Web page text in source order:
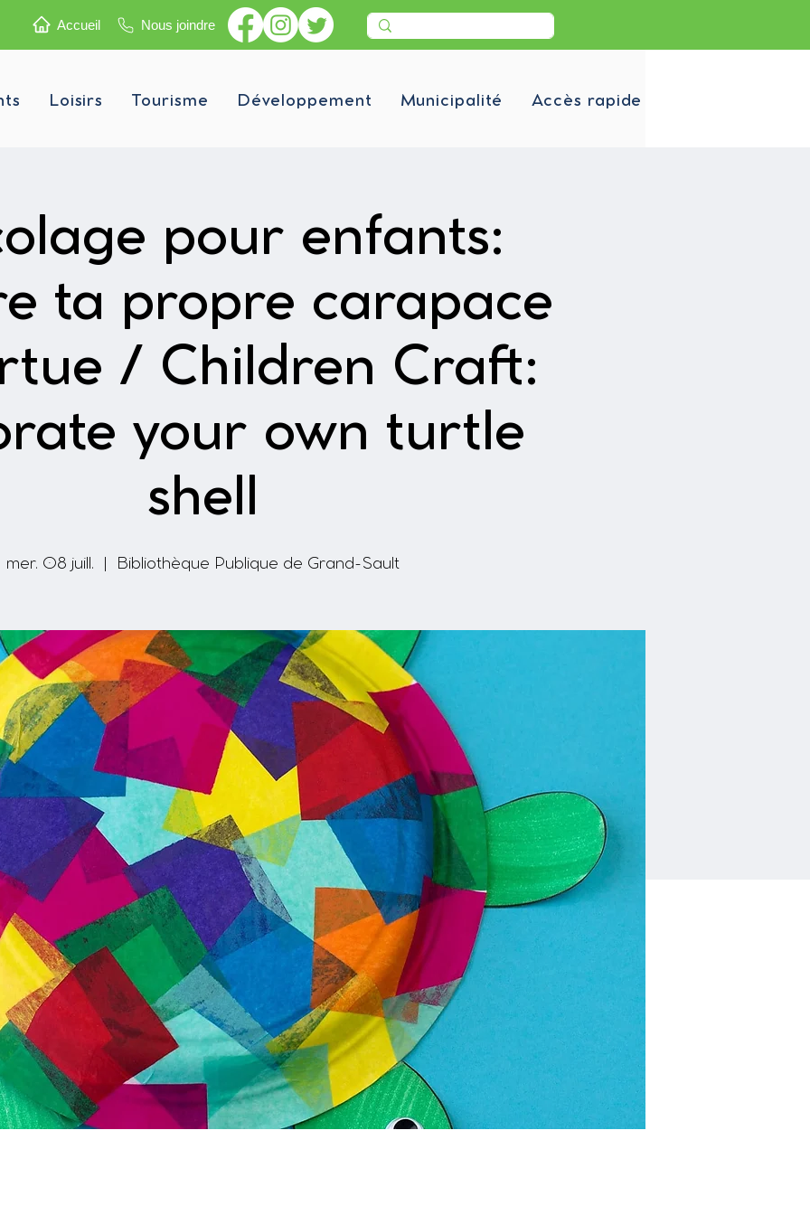
Accueil Nous joindre
Loisirs Tourisme Développement Municipalité Accès rapide
pour enfants:
ta propre carapace
/ Children Craft:
your own turtle
shell
mer. 08 juill. Bibliothèque Publique de Grand-Sault